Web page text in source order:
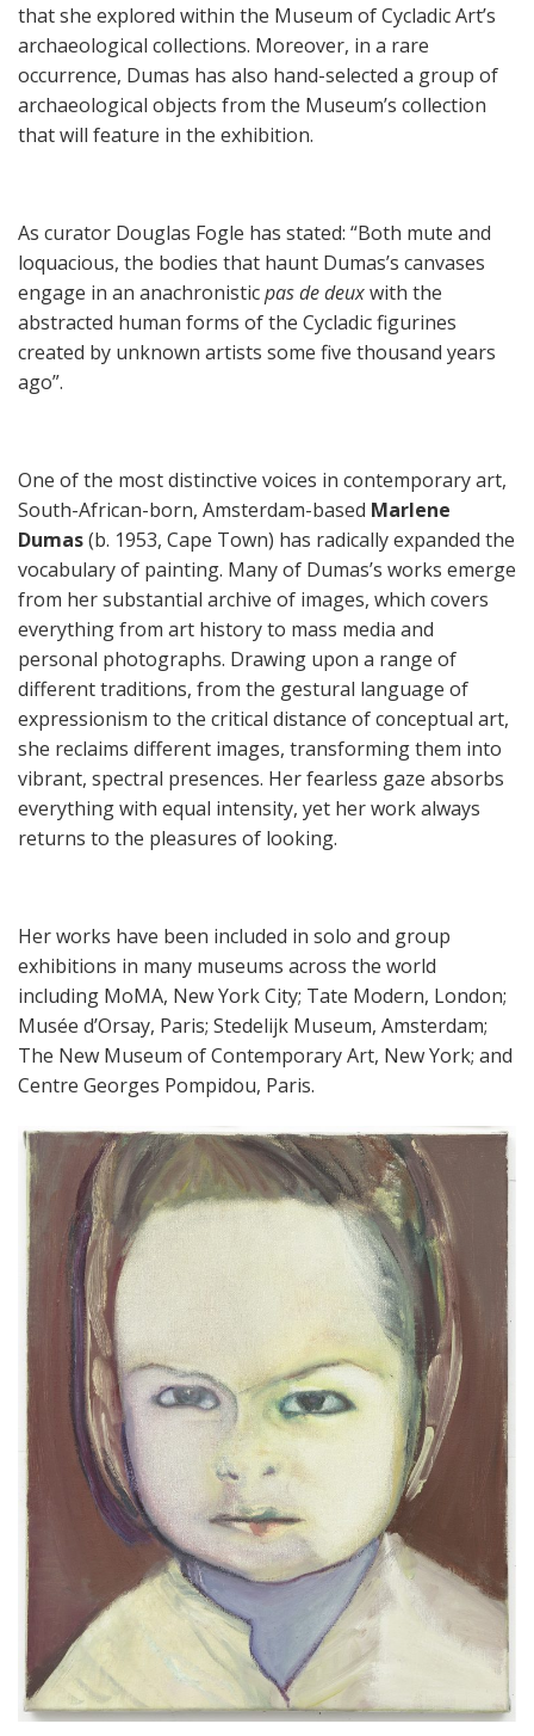
that she explored within the Museum of Cycladic Art’s
archaeological collections. Moreover, in a rare
occurrence, Dumas has also hand-selected a group of
archaeological objects from the Museum’s collection
that will feature in the exhibition.
As curator Douglas Fogle has stated: “Βοth mute and
loquacious, the bodies that haunt Dumas’s canvases
engage in an anachronisticpas de deuxwith the
abstracted human forms of the Cycladic figurines
created by unknown artists some five thousand years
ago”.
One of the most distinctive voices in contemporary art,
South-African-born, Amsterdam-based Marlene
Dumas(b. 1953, Cape Town) has radically expanded the
vocabulary of painting. Many of Dumas’s works emerge
from her substantial archive of images, which covers
everything from art history to mass media and
personal photographs. Drawing upon a range of
different traditions, from the gestural language of
expressionism to the critical distance of conceptual art,
she reclaims different images, transforming them into
vibrant, spectral presences. Her fearless gaze absorbs
everything with equal intensity, yet her work always
returns to the pleasures of looking.
Her works have been included in solo and group
exhibitions in many museums across the world
including MoMA, New York City; Tate Modern, London;
Musée d’Orsay, Paris; Stedelijk Museum, Amsterdam;
The New Museum of Contemporary Art, New York; and
Centre Georges Pompidou, Paris.